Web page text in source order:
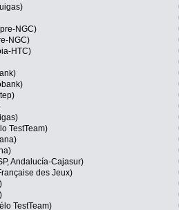
NGC)
NGC)
HTC)
TestTeam)
Andalucía-Cajasur)
des Jeux)
TestTeam)